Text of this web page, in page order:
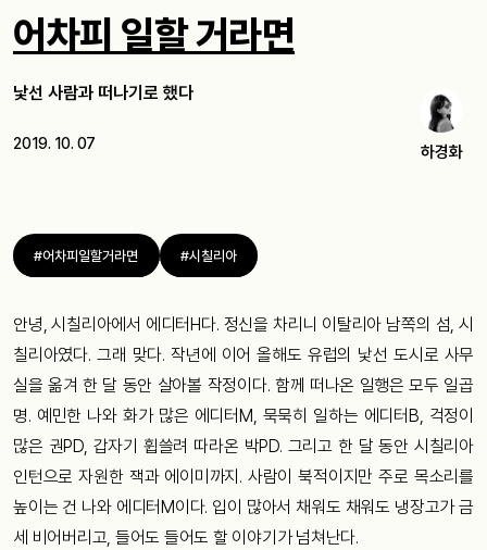
어차피 일할 거라면
낯선 사람과 떠나기로 했다
2019. 10. 07 하경화
#어차피일할거라면 #시칠리아
안녕, 시칠리아에서 에디터H다. 정신을 차리니 이탈리아 남쪽의 섬, 시
칠리아였다. 그래 맞다. 작년에 이어 올해도 유럽의 낯선 도시로 사무
실을 옮겨 한 달 동안 살아볼 작정이다. 함께 떠나온 일행은 모두 일곱
명. 예민한 나와 화가 많은 에디터M, 묵묵히 일하는 에디터B, 걱정이
많은 권PD, 갑자기 휩쓸려 따라온 박PD. 그리고 한 달 동안 시칠리아
인턴으로 자원한 잭과 에이미까지. 사람이 북적이지만 주로 목소리를
높이는 건 나와 에디터M이다. 입이 많아서 채워도 채워도 냉장고가 금
세 비어버리고, 들어도 들어도 할 이야기가 넘쳐난다.